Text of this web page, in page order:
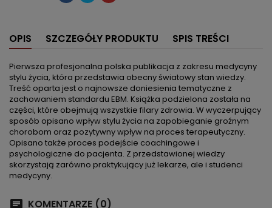
OPIS SZCZEGÓŁY PRODUKTU SPIS TREŚCI
Pierwsza profesjonalna polska publikacja z zakresu medycyny
stylu życia, która przedstawia obecny światowy stan wiedzy.
Treść oparta jest o najnowsze doniesienia tematyczne z
zachowaniem standardu EBM. Książka podzielona została na
części, które obejmują wszystkie filary zdrowia. W wyczerpujący
sposób opisano wpływ stylu życia na zapobieganie groźnym
chorobom oraz pozytywny wpływ na proces terapeutyczny.
Opisano także proces podejście coachingowe i
psychologiczne do pacjenta. Z przedstawionej wiedzy
skorzystają zarówno praktykujący już lekarze, ale i studenci
medycyny.
KOMENTARZE (0)